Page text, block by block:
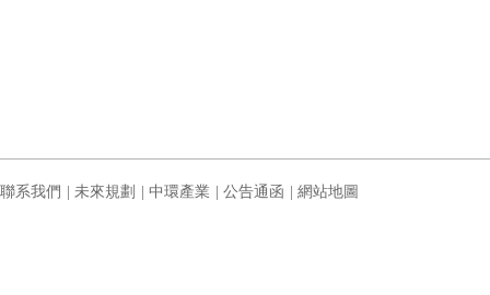
聯系我們 未來規劃 中環產業 公告通函 網站地圖